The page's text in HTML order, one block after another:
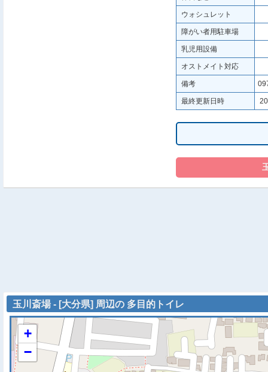
ウォシュレット
障がい者用駐車場
乳児用設備
オストメイト対応
備考
最終更新日時
玉川斎場 - [大分県] 周辺の 多目的トイレ
+
−